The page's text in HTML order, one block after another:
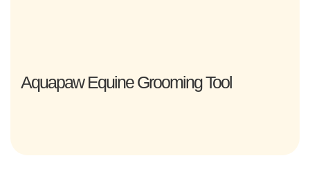
Aquapaw Equine Grooming Tool